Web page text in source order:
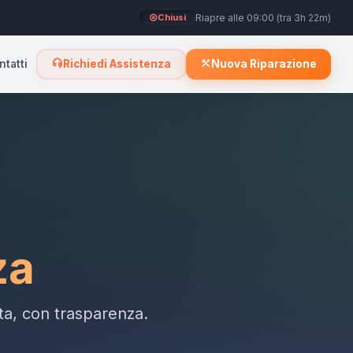
Chiusi Riapre alle 09:00 (tra 3h 22m)
Richiedi Assistenza Nuova Riparazione
con trasparenza.